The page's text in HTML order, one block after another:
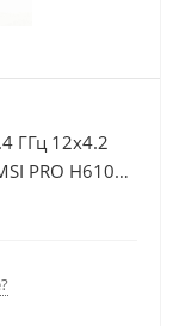
ГГц 12x4.2
PRO H610M-